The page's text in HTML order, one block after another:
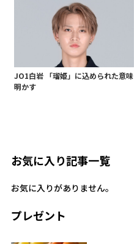
JO1白岩 「瑠姫」に込められた意味
明かす
お気に入り記事一覧
お気に入りがありません。
プレゼント